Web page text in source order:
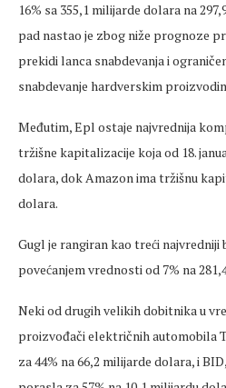
16% sa 355,1 milijarde dolara na
pad nastao je zbog niže prognoze
prekidi lanca snabdevanja i
snabdevanje hardverskim
Međutim, Epl ostaje najvrednija
tržišne kapitalizacije koja od 18.
dolara, dok Amazon ima tržišnu
dolara.
Gugl je rangiran kao treći najvredniji
povećanjem vrednosti od 7% na
Neki od drugih velikih dobitnika u
proizvođači električnih automobila
za 44% na 66,2 milijarde dolara, i